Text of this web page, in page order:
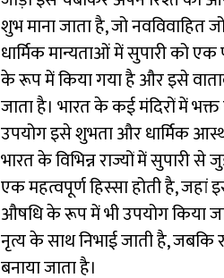
शुभ माना जाता है, जो
धार्मिक मान्यताओं में सुपारी को
के रूप में किया गया है और इसे
जाता है। भारत के कई मंदिरों में
उपयोग इसे शुभता और धार्मिक
भारत के विभिन्न राज्यों में सुपारी
एक महत्वपूर्ण हिस्सा होती है,
औषधि के रूप में भी उपयोग किया
नृत्य के साथ निभाई जाती है,
बनाया जाता है।